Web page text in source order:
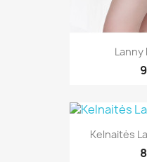
Lanny
Kelnaitės